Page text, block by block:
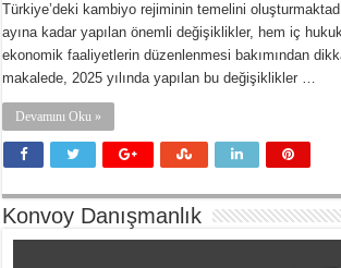
Türkiye’deki kambiyo rejiminin temelini
ayına kadar yapılan önemli değişiklikler, hem iç
ekonomik faaliyetlerin düzenlenmesi bakımından
makalede, 2025 yılında yapılan bu değişiklikler …
Devamını Oku »
Konvoy Danışmanlık